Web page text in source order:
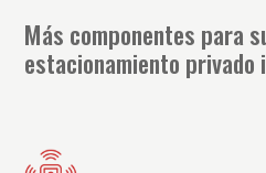
Más componentes para
estacionamiento